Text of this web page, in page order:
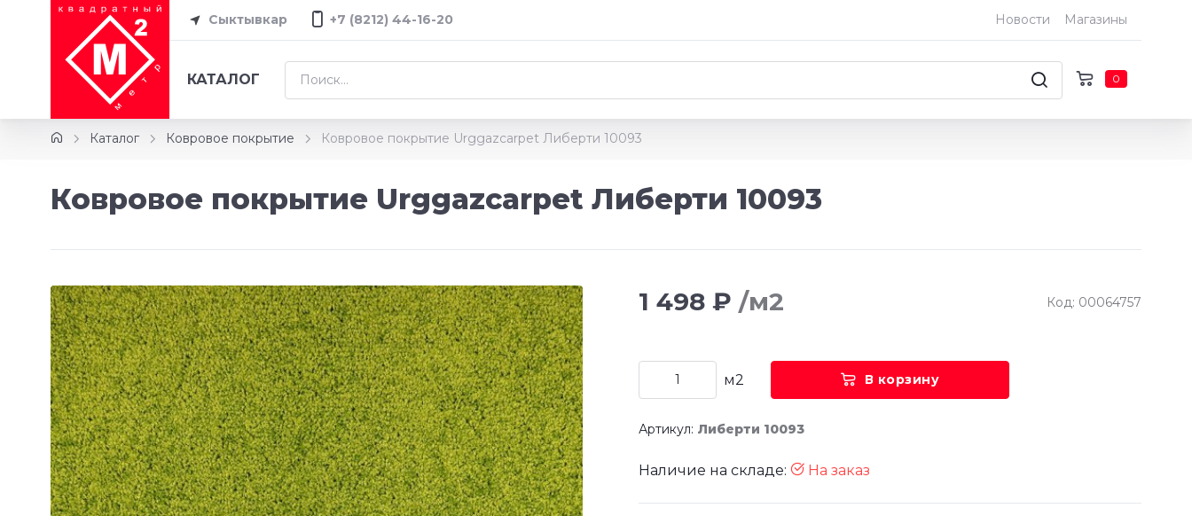
Сыктывкар +7 (8212) 44-16-20 Новости Магазины
КАТАЛОГ 0
Каталог Ковровое покрытие Ковровое покрытие Urggazcarpet Либерти 10093
Ковровое покрытие Urggazcarpet Либерти 10093
1 498 ₽ /м2 Код: 00064757
м2 В корзину
Артикул: Либерти 10093
Наличие на складе: На заказ